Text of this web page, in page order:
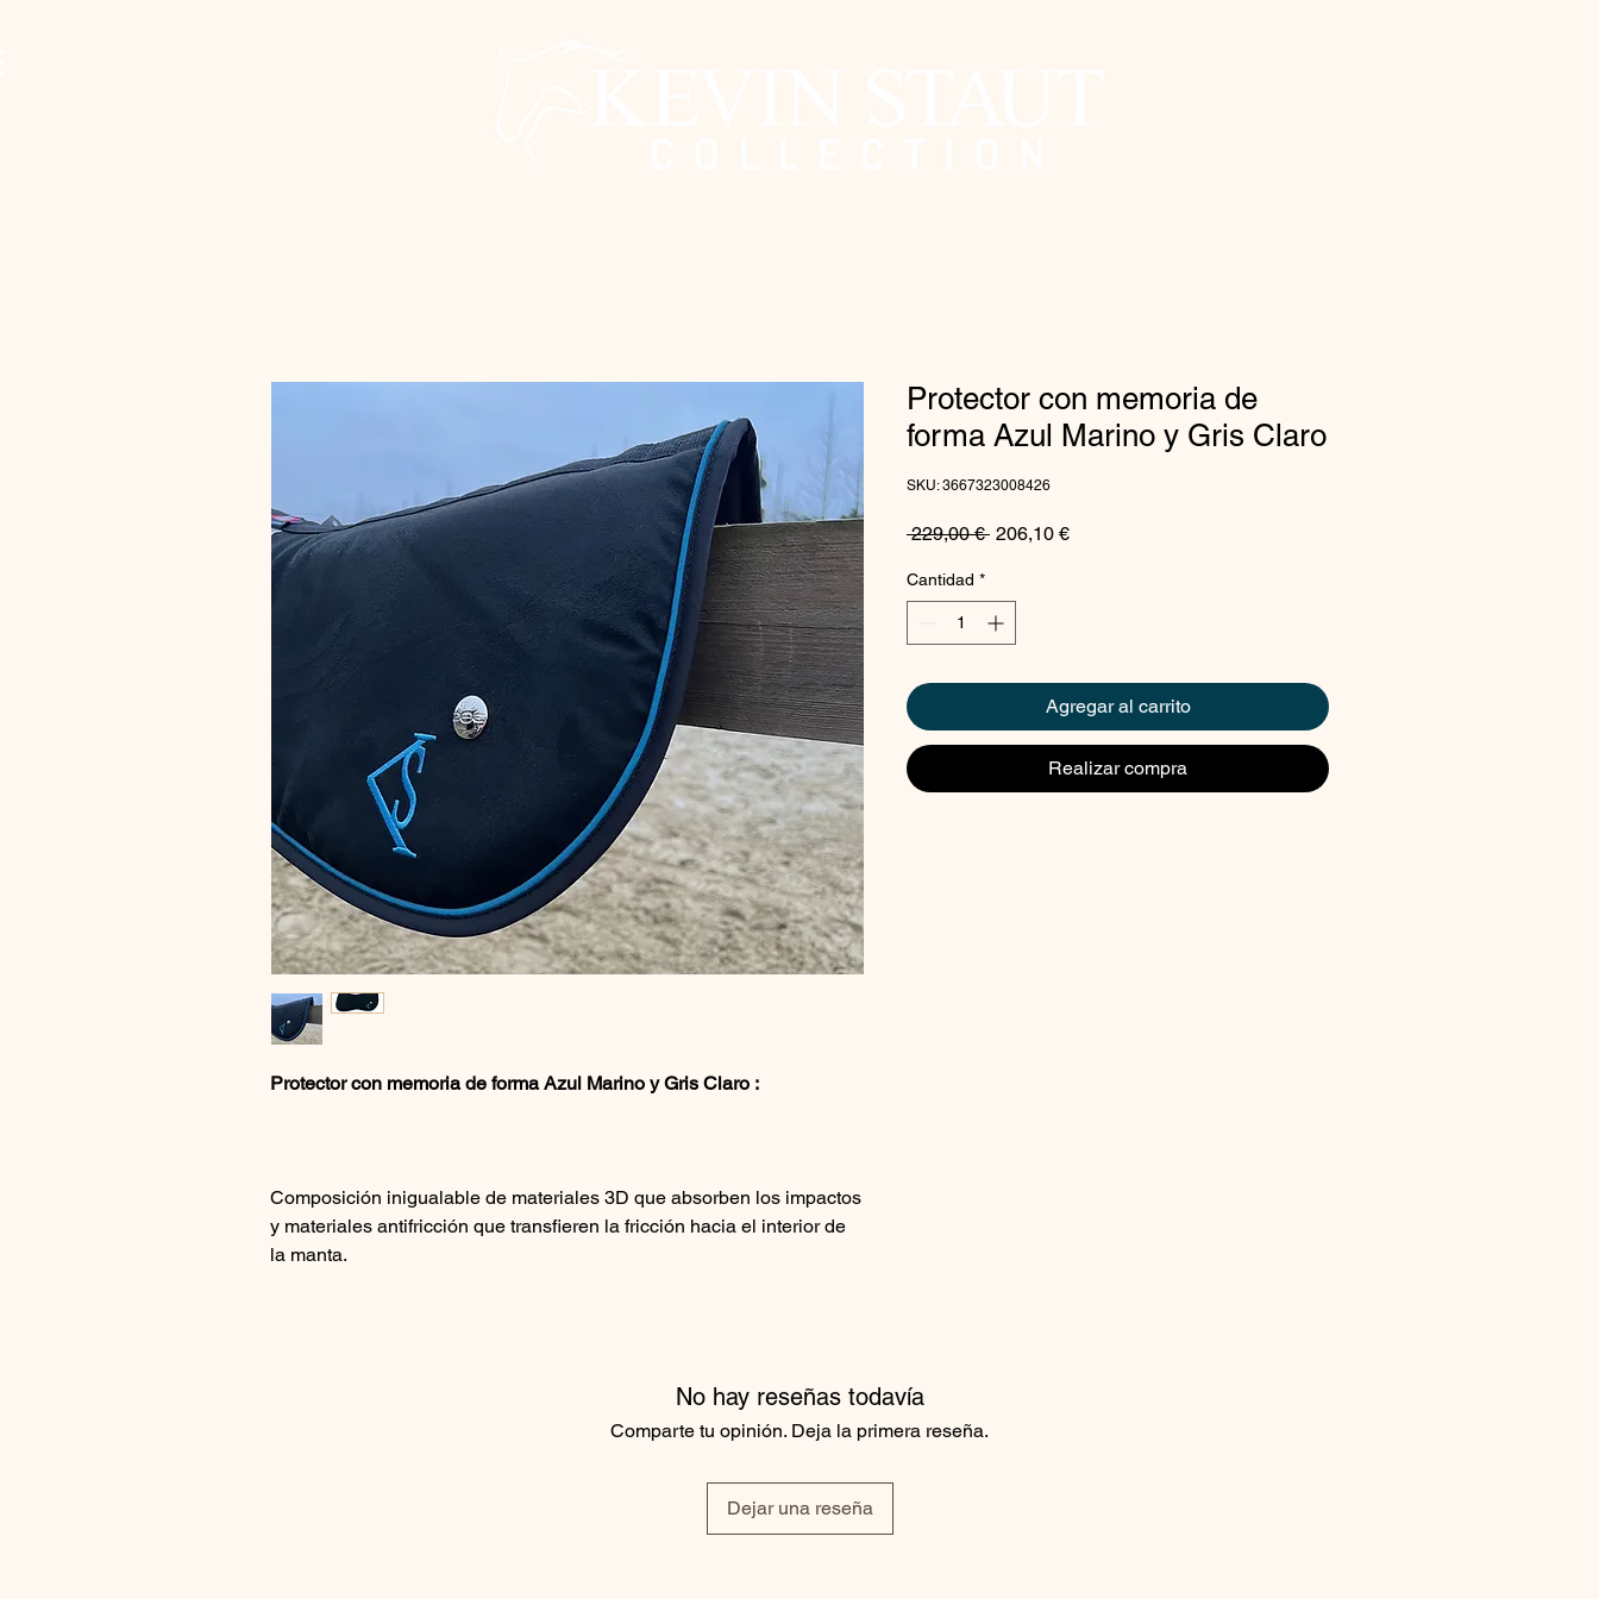
Protector con memoria de forma Azul Marino y Gris Claro :
Composición inigualable de materiales 3D que absorben los impactos
y materiales antifricción que transfieren la fricción hacia el interior de
la manta.
Este tipo de manta de silla es ergonómica, con la línea del lomo en
Protector con memoria de
forma Azul Marino y Gris Claro
SKU: 3667323008426
229,00 € Precio
206,10 €Precio
Cantidad *
Agregar al carrito
Realizar compra
No hay reseñas todavía
Comparte tu opinión. Deja la primera reseña.
Dejar una reseña